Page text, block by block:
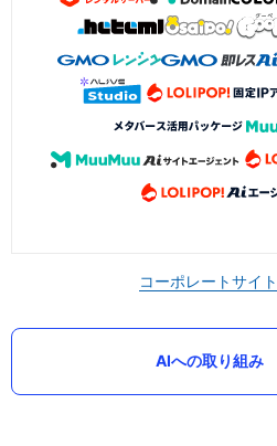
コーポレートサイト
AIへの取り組み